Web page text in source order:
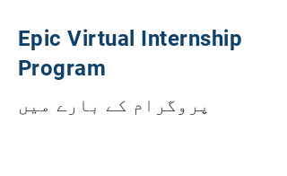
Epic Virtual Internship
Program
پروگرام کے بارے میں